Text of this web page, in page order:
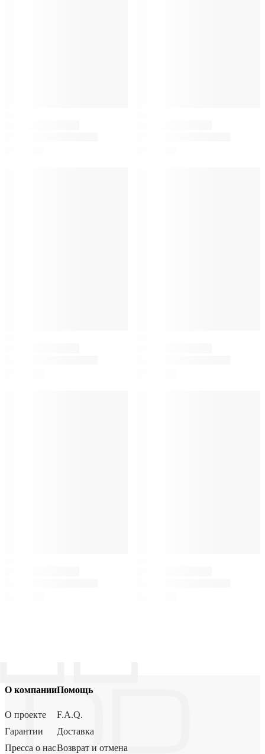
О компании
О проекте
Гарантии
Пресса о нас
Помощь
F.A.Q.
Доставка
Возврат и отмена